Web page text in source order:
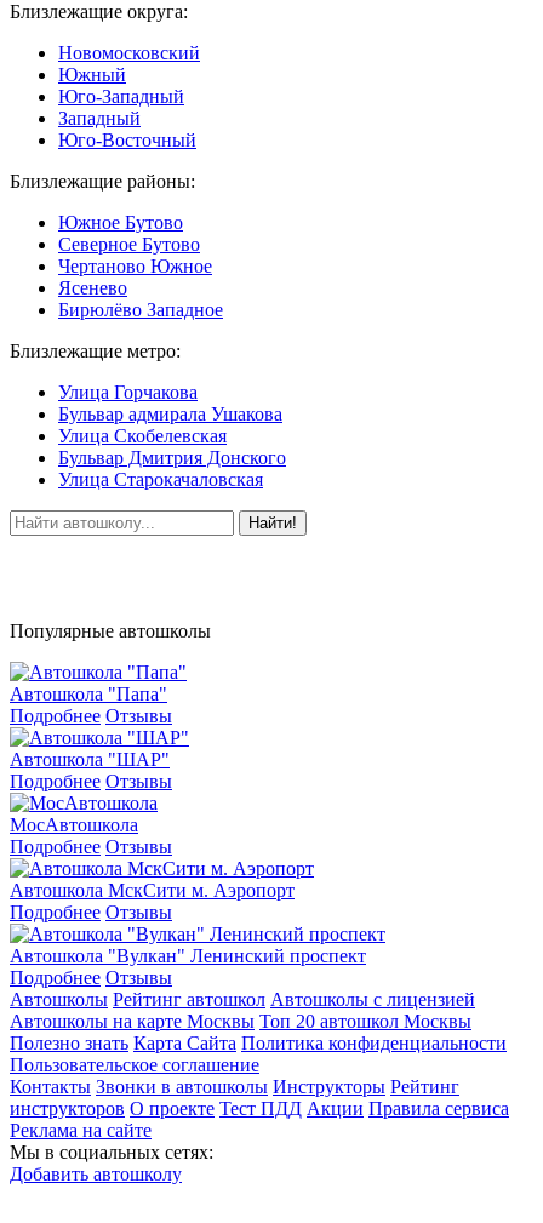
Близлежащие округа:
Новомосковский
Южный
Юго-Западный
Западный
Юго-Восточный
Близлежащие районы:
Южное Бутово
Северное Бутово
Чертаново Южное
Ясенево
Бирюлёво Западное
Близлежащие метро:
Улица Горчакова
Бульвар адмирала Ушакова
Улица Скобелевская
Бульвар Дмитрия Донского
Улица Старокачаловская
Найти!
Популярные автошколы
Автошкола "Папа"
Подробнее Отзывы
Автошкола "ШАР"
Подробнее Отзывы
МосАвтошкола
Подробнее Отзывы
Автошкола МскСити м. Аэропорт
Подробнее Отзывы
Автошкола "Вулкан" Ленинский проспект
Подробнее Отзывы
Автошколы Рейтинг автошкол Автошколы с лицензией
Автошколы на карте Москвы Топ 20 автошкол Москвы
Полезно знать Карта Сайта Политика конфиденциальности
Пользовательское соглашение
Контакты Звонки в автошколы Инструкторы Рейтинг
инструкторов О проекте Тест ПДД Акции Правила сервиса
Реклама на сайте
Мы в социальных сетях:
Добавить автошколу